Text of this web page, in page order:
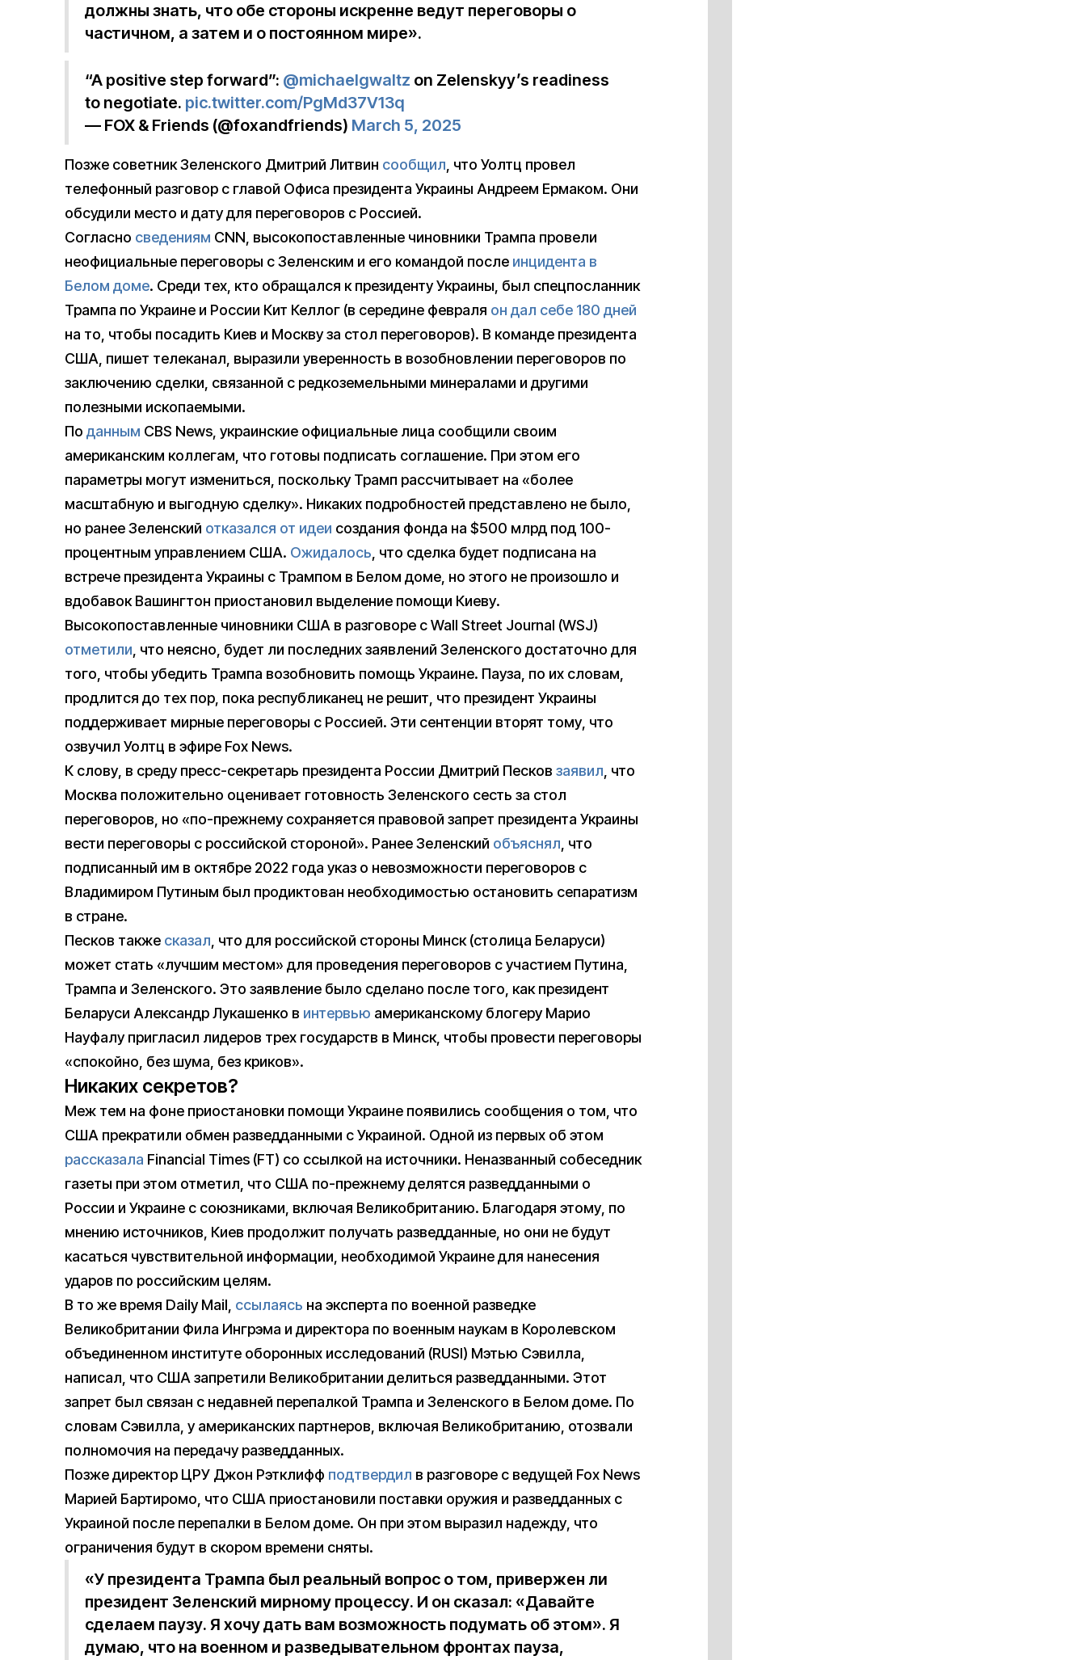
должны знать, что обе стороны искренне ведут переговоры о
частичном, а затем и о постоянном мире».
“A positive step forward”: @michaelgwaltz on Zelenskyy’s readiness
to negotiate. pic.twitter.com/PgMd37V13q
— FOX & Friends (@foxandfriends) March 5, 2025
Позже советник Зеленского Дмитрий Литвин сообщил, что Уолтц провел
телефонный разговор с главой Офиса президента Украины Андреем Ермаком. Они
обсудили место и дату для переговоров с Россией.
Согласно сведениям CNN, высокопоставленные чиновники Трампа провели
неофициальные переговоры с Зеленским и его командой после инцидента в
Белом доме. Среди тех, кто обращался к президенту Украины, был спецпосланник
Трампа по Украине и России Кит Келлог (в середине февраля он дал себе 180 дней
на то, чтобы посадить Киев и Москву за стол переговоров). В команде президента
США, пишет телеканал, выразили уверенность в возобновлении переговоров по
заключению сделки, связанной с редкоземельными минералами и другими
полезными ископаемыми.
По данным CBS News, украинские официальные лица сообщили своим
американским коллегам, что готовы подписать соглашение. При этом его
параметры могут измениться, поскольку Трамп рассчитывает на «более
масштабную и выгодную сделку». Никаких подробностей представлено не было,
но ранее Зеленский отказался от идеи создания фонда на $500 млрд под 100-
процентным управлением США. Ожидалось, что сделка будет подписана на
встрече президента Украины с Трампом в Белом доме, но этого не произошло и
вдобавок Вашингтон приостановил выделение помощи Киеву.
Высокопоставленные чиновники США в разговоре с Wall Street Journal (WSJ)
отметили, что неясно, будет ли последних заявлений Зеленского достаточно для
того, чтобы убедить Трампа возобновить помощь Украине. Пауза, по их словам,
продлится до тех пор, пока республиканец не решит, что президент Украины
поддерживает мирные переговоры с Россией. Эти сентенции вторят тому, что
озвучил Уолтц в эфире Fox News.
К слову, в среду пресс-секретарь президента России Дмитрий Песков заявил, что
Москва положительно оценивает готовность Зеленского сесть за стол
переговоров, но «по-прежнему сохраняется правовой запрет президента Украины
вести переговоры с российской стороной». Ранее Зеленский объяснял, что
подписанный им в октябре 2022 года указ о невозможности переговоров с
Владимиром Путиным был продиктован необходимостью остановить сепаратизм
в стране.
Песков также сказал, что для российской стороны Минск (столица Беларуси)
может стать «лучшим местом» для проведения переговоров с участием Путина,
Трампа и Зеленского. Это заявление было сделано после того, как президент
Беларуси Александр Лукашенко в интервью американскому блогеру Марио
Науфалу пригласил лидеров трех государств в Минск, чтобы провести переговоры
«спокойно, без шума, без криков».
Никаких секретов?
Меж тем на фоне приостановки помощи Украине появились сообщения о том, что
США прекратили обмен разведданными с Украиной. Одной из первых об этом
рассказала Financial Times (FT) со ссылкой на источники. Неназванный собеседник
газеты при этом отметил, что США по-прежнему делятся разведданными о
России и Украине с союзниками, включая Великобританию. Благодаря этому, по
мнению источников, Киев продолжит получать разведданные, но они не будут
касаться чувствительной информации, необходимой Украине для нанесения
ударов по российским целям.
В то же время Daily Mail, ссылаясь на эксперта по военной разведке
Великобритании Фила Ингрэма и директора по военным наукам в Королевском
объединенном институте оборонных исследований (RUSI) Мэтью Сэвилла,
написал, что США запретили Великобритании делиться разведданными. Этот
запрет был связан с недавней перепалкой Трампа и Зеленского в Белом доме. По
словам Сэвилла, у американских партнеров, включая Великобританию, отозвали
полномочия на передачу разведданных.
Позже директор ЦРУ Джон Рэтклифф подтвердил в разговоре с ведущей Fox News
Марией Бартиромо, что США приостановили поставки оружия и разведданных с
Украиной после перепалки в Белом доме. Он при этом выразил надежду, что
ограничения будут в скором времени сняты.
«У президента Трампа был реальный вопрос о том, привержен ли
президент Зеленский мирному процессу. И он сказал: «Давайте
сделаем паузу. Я хочу дать вам возможность подумать об этом». Я
думаю, что на военном и разведывательном фронтах пауза,